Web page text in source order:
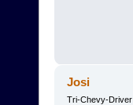
Josi
Tri-Chevy-Driver